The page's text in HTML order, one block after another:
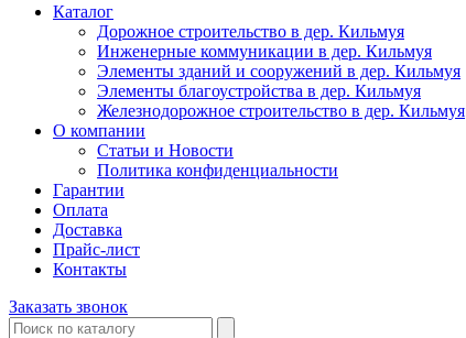
Каталог
Дорожное строительство в дер. Кильмуя
Инженерные коммуникации в дер. Кильмуя
Элементы зданий и сооружений в дер. Кильмуя
Элементы благоустройства в дер. Кильмуя
Железнодорожное строительство в дер. Кильмуя
О компании
Статьи и Новости
Политика конфиденциальности
Гарантии
Оплата
Доставка
Прайс-лист
Контакты
Заказать звонок